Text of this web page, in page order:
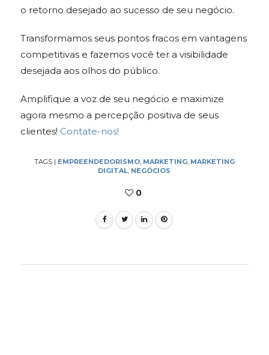
o retorno desejado ao sucesso de seu negócio.
Transformamos seus pontos fracos em vantagens
competitivas e fazemos você ter a visibilidade
desejada aos olhos do público.
Amplifique a voz de seu negócio e maximize
agora mesmo a percepção positiva de seus
clientes! Contate-nos!
TAGS| EMPREENDEDORISMO, MARKETING, MARKETING
DIGITAL, NEGÓCIOS
0